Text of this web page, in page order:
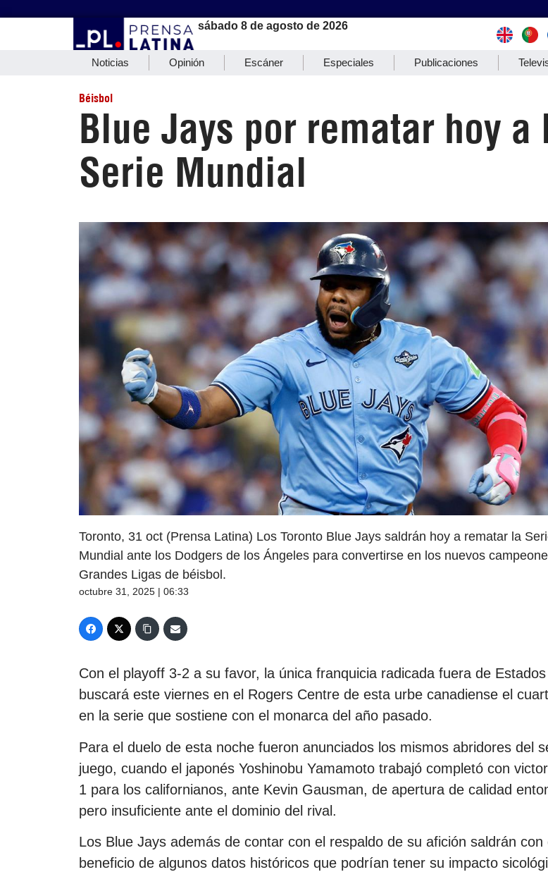
sábado 8 de agosto de 2026
Noticias Opinión Escáner Especiales Publicaciones
Béisbol
Blue Jays por rematar hoy a
Serie Mundial
Toronto, 31 oct (Prensa Latina) Los Toronto Blue Jays saldrán hoy a rematar la
Mundial ante los Dodgers de los Ángeles para convertirse en los nuevos
Grandes Ligas de béisbol.
octubre 31, 2025 | 06:33
Con el playoff 3-2 a su favor, la única franquicia radicada fuera de
buscará este viernes en el Rogers Centre de esta urbe canadiense el
en la serie que sostiene con el monarca del año pasado.
Para el duelo de esta noche fueron anunciados los mismos abridores del
juego, cuando el japonés Yoshinobu Yamamoto trabajó completó con
1 para los californianos, ante Kevin Gausman, de apertura de calidad
pero insuficiente ante el dominio del rival.
Los Blue Jays además de contar con el respaldo de su afición saldrán con
beneficio de algunos datos históricos que podrían tener su impacto